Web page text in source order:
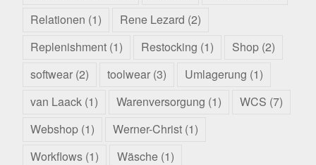
Relationen (1) Rene Lezard (2)
Replenishment (1) Restocking (1) Shop (2)
softwear (2) toolwear (3) Umlagerung (1)
van Laack (1) Warenversorgung (1) WCS (7)
Webshop (1) Werner-Christ (1)
Workflows (1) Wäsche (1)